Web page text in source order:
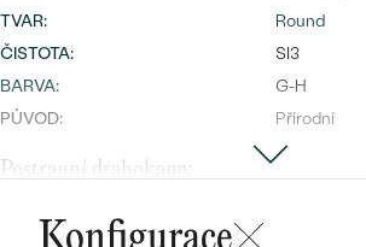
TVAR:
Round
ČISTOTA:
SI3
BARVA:
G-H
PŮVOD:
Přírodní
Postranní drahokamy
DRUH: